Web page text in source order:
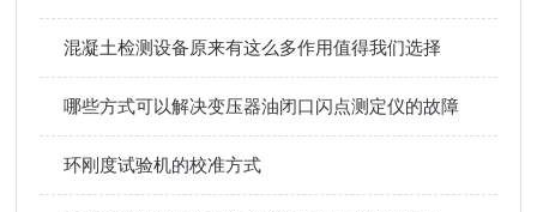
混凝土检测设备原来有这么多作用值得我们选择
哪些方式可以解决变压器油闭口闪点测定仪的故障
环刚度试验机的校准方式